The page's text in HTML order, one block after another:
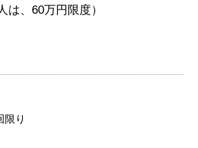
は、60万円限度）
限り